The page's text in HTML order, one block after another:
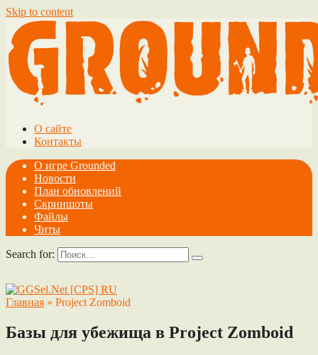
Skip to content
О сайте
Контакты
О игре Grounded
Новости
План обновлений
Скриншоты
Файлы
Читы
Search for:
Главная » Project Zomboid
Базы для убежища в Project Zomboid